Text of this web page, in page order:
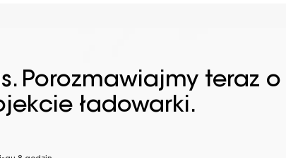
Porozmawiajmy teraz o
ładowarki.